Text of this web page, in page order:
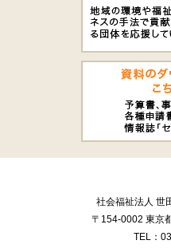
社会福祉法人 世
〒154-0002 東京
TEL：